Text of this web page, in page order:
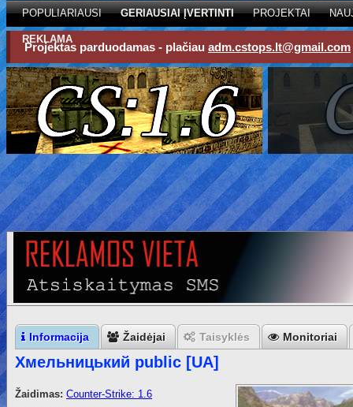
POPULIARIAUSI GERIAUSIAI ĮVERTINTI PROJEKTAI
REKLAMA
Projektas parduodamas - plačiau adm.cstops.lt@gmail.com
Informacija Žaidėjai Taisyklės Monitoriai
Хмельницький public [UA]
Žaidimas: Counter-Strike: 1.6